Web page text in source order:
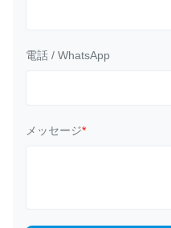
電話 / WhatsApp
メッセージ*